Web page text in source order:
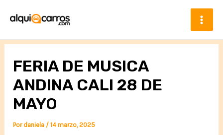
contenido
FERIA DE MUSICA
ANDINA CALI 28 DE
MAYO
Por daniela /14 marzo, 2025